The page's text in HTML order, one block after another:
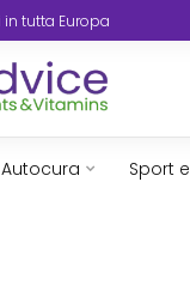
tutta Europa
Autocura Sport